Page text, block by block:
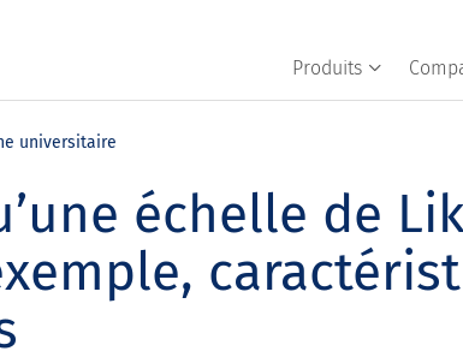
Produits
universitaire
échelle de